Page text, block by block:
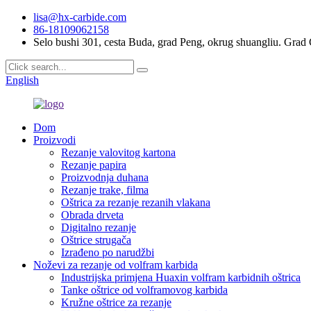
lisa@hx-carbide.com
86-18109062158
Selo bushi 301, cesta Buda, grad Peng, okrug shuangliu. Grad
English
Dom
Proizvodi
Rezanje valovitog kartona
Rezanje papira
Proizvodnja duhana
Rezanje trake, filma
Oštrica za rezanje rezanih vlakana
Obrada drveta
Digitalno rezanje
Oštrice strugača
Izrađeno po narudžbi
Noževi za rezanje od volfram karbida
Industrijska primjena Huaxin volfram karbidnih oštrica
Tanke oštrice od volframovog karbida
Kružne oštrice za rezanje